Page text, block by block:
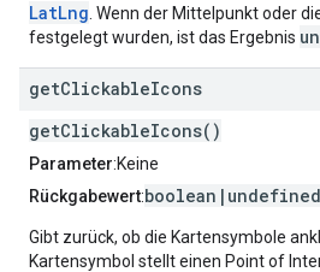
LatLng . Wenn der Mittelpunkt oder
festgelegt wurden, ist das Ergebnis
getClickableIcons
getClickableIcons()
Parameter:Keine
Rückgabewert:boolean|undefined
Gibt zurück, ob die Kartensymbole
Kartensymbol stellt einen Point of